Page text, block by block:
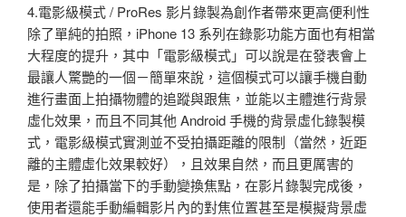
4.電影級模式 / ProRes 影片錄製為創作者帶來更高便利性
除了單純的拍照，iPhone 13 系列在錄影功能方面也有相當
大程度的提升，其中「電影級模式」可以說是在發表會上
最讓人驚艷的一個－簡單來說，這個模式可以讓手機自動
進行畫面上拍攝物體的追蹤與跟焦，並能以主體進行背景
虛化效果，而且不同其他 Android 手機的背景虛化錄製模
式，電影級模式實測並不受拍攝距離的限制（當然，近距
離的主體虛化效果較好），且效果自然，而且更厲害的
是，除了拍攝當下的手動變換焦點，在影片錄製完成後，
使用者還能手動編輯影片內的對焦位置甚至是模擬背景虛